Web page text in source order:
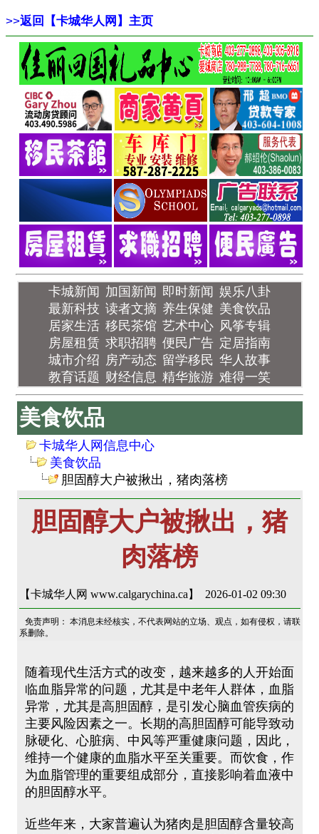
>>返回【卡城华人网】主页
卡城新闻 加国新闻 即时新闻 娱乐八卦
最新科技 读者文摘 养生保健 美食饮品
居家生活 移民茶馆 艺术中心 风筝专辑
房屋租赁 求职招聘 便民广告 定居指南
城市介绍 房产动态 留学移民 华人故事
教育话题 财经信息 精华旅游 难得一笑
美食饮品
卡城华人网信息中心
美食饮品
胆固醇大户被揪出，猪肉落榜
胆固醇大户被揪出，猪
肉落榜
【卡城华人网 www.calgarychina.ca】 2026-01-02 09:30
免责声明： 本消息未经核实，不代表网站的立场、观点，如有侵权，请联
系删除。
随着现代生活方式的改变，越来越多的人开始面
临血脂异常的问题，尤其是中老年人群体，血脂
异常，尤其是高胆固醇，是引发心脑血管疾病的
主要风险因素之一。长期的高胆固醇可能导致动
脉硬化、心脏病、中风等严重健康问题，因此，
维持一个健康的血脂水平至关重要。而饮食，作
为血脂管理的重要组成部分，直接影响着血液中
的胆固醇水平。
近些年来，大家普遍认为猪肉是胆固醇含量较高